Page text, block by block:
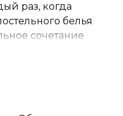
раз, когда
белья
сочетание
вашего сна.